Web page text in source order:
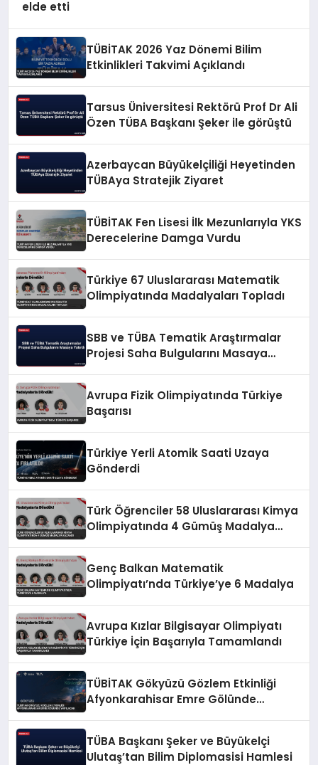
elde etti
TÜBİTAK 2026 Yaz Dönemi Bilim
Etkinlikleri Takvimi Açıklandı
Tarsus Üniversitesi Rektörü Prof Dr Ali
Özen TÜBA Başkanı Şeker ile görüştü
Azerbaycan Büyükelçiliği Heyetinden
TÜBAya Stratejik Ziyaret
TÜBİTAK Fen Lisesi İlk Mezunlarıyla YKS
Derecelerine Damga Vurdu
Türkiye 67 Uluslararası Matematik
Olimpiyatında Madalyaları Topladı
SBB ve TÜBA Tematik Araştırmalar
Projesi Saha Bulgularını Masaya
Avrupa Fizik Olimpiyatında Türkiye
Başarısı
Türkiye Yerli Atomik Saati Uzaya
Gönderdi
Türk Öğrenciler 58 Uluslararası Kimya
Olimpiyatında 4 Gümüş Madalya
Genç Balkan Matematik
Olimpiyatı’nda Türkiye’ye 6 Madalya
Avrupa Kızlar Bilgisayar Olimpiyatı
Türkiye İçin Başarıyla Tamamlandı
TÜBİTAK Gökyüzü Gözlem Etkinliği
Afyonkarahisar Emre Gölünde
TÜBA Başkanı Şeker ve Büyükelçi
Ulutaş’tan Bilim Diplomasisi Hamlesi